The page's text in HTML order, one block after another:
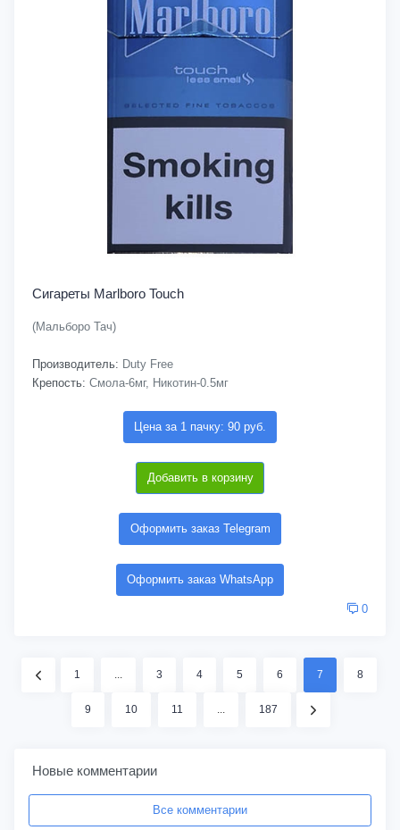
Сигареты Marlboro Touch
(Мальборо Тач)
Производитель: Duty Free
Крепость: Смола-6мг, Никотин-0.5мг
Цена за 1 пачку: 90 руб.
Добавить в корзину
Оформить заказ Telegram
Оформить заказ WhatsApp
0
1 ... 3 4 5 6 7 8
9 10 11 ... 187
Новые комментарии
Все комментарии